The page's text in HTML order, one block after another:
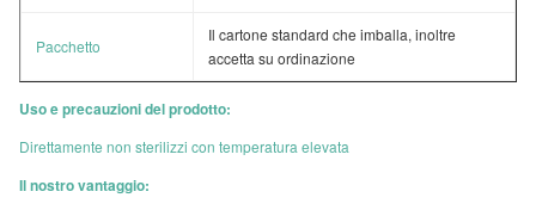
Pacchetto
Il cartone standard che imballa, inoltre
accetta su ordinazione
Uso e precauzioni del prodotto:
Direttamente non sterilizzi con temperatura elevata
Il nostro vantaggio: